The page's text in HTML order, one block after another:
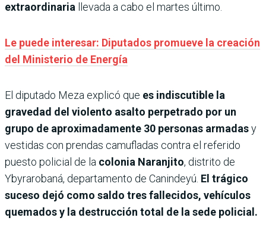
extraordinaria
llevada a cabo el martes último.
Le puede interesar: Diputados promueve la creación
del Ministerio de Energía
El diputado Meza explicó que es indiscutible la
gravedad del violento asalto perpetrado por un
grupo de aproximadamente 30 personas armadasy
vestidas con prendas camufladas contra el referido
puesto policial de la colonia Naranjito, distrito de
Ybyrarobaná, departamento de Canindeyú. El trágico
suceso dejó como saldo tres fallecidos, vehículos
quemados y la destrucción total de la sede policial.